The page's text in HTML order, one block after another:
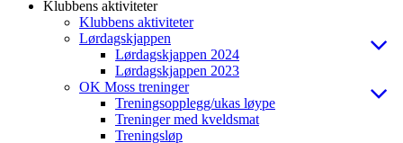
Klubbens aktiviteter
Klubbens aktiviteter
Lørdagskjappen
Lørdagskjappen 2024
Lørdagskjappen 2023
OK Moss treninger
Treningsopplegg/ukas løype
Treninger med kveldsmat
Treningsløp